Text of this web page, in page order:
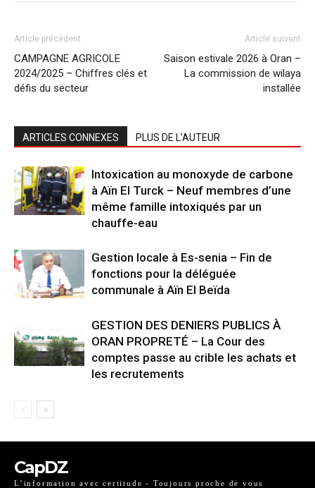
Article précédent
CAMPAGNE AGRICOLE
2024/2025 – Chiffres clés et
défis du secteur
Article suivant
Saison estivale 2026 à Oran –
La commission de wilaya
installée
ARTICLES CONNEXES PLUS DE L'AUTEUR
Intoxication au monoxyde de carbone
à Aïn El Turck – Neuf membres d’une
même famille intoxiqués par un
chauffe-eau
Gestion locale à Es-senia – Fin de
fonctions pour la déléguée
communale à Aïn El Beïda
GESTION DES DENIERS PUBLICS À
ORAN PROPRETÉ – La Cour des
comptes passe au crible les achats et
les recrutements
CapDZ
L’information avec certitude - Toujours proche de vous